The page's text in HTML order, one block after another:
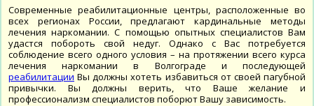
Современные реабилитационные центры, расположенные во
всех регионах России, предлагают кардинальные методы
лечения наркомании. С помощью опытных специалистов Вам
удастся побороть свой недуг. Однако с Вас потребуется
соблюдение всего одного условия – на протяжении всего курса
лечения наркомании в Волгограде и последующей
реабилитации Вы должны хотеть избавиться от своей пагубной
привычки. Вы должны верить, что Ваше желание и
профессионализм специалистов поборют Вашу зависимость.